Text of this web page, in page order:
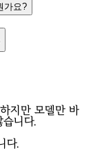
가요?
지만 모델만 바
니다.
다.